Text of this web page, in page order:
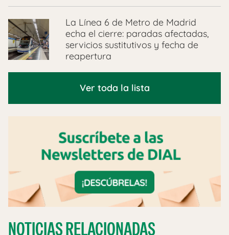
La Línea 6 de Metro de Madrid
echa el cierre: paradas afectadas,
servicios sustitutivos y fecha de
reapertura
Ver toda la lista
NOTICIAS RELACIONADAS